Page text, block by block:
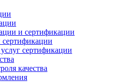
и сертификации
сертификации
сертификации
качества